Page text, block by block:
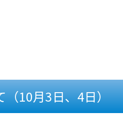
（10月3日、4日）